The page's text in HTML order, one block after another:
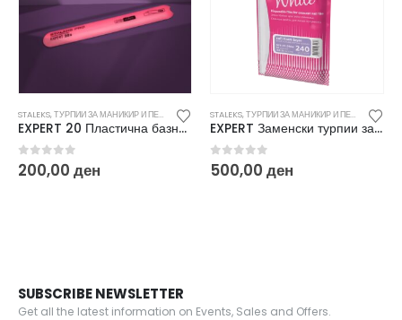
STALEKS,ТУРПИИ ЗА МАНИКИР И ПЕДИКИР И ЗАМЕНСКИ ДОДАТОЦИ
EXPERT 20 Пластична базна турпија за нокти, права SPBE 20
0out of 5
200,00 ден
STALEKS,ТУРПИИ ЗА МАНИКИР И ПЕДИКИР И ЗАМЕНСКИ ДОДАТОЦИ
EXPERT Заменски турпии за маникир, полумесец (240) DFE-40-240w
0out of 5
500,00 ден
SUBSCRIBE NEWSLETTER
Get all the latest information on Events, Sales and Offers.